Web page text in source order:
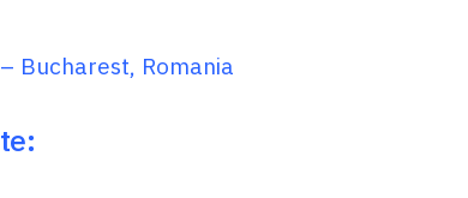
Bucharest, Romania